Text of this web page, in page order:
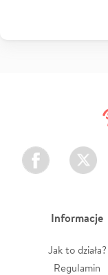
Facebook Twitter
Informacje
Jak to działa?
Regulamin